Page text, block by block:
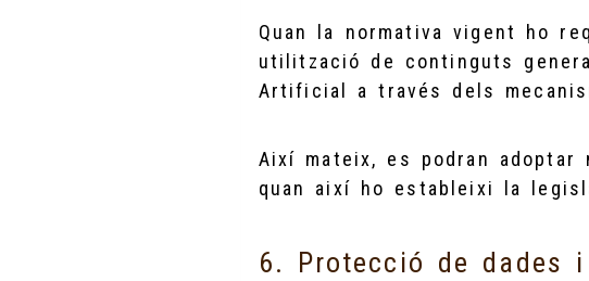
Quan la normativa vigent ho
utilització de continguts
Artificial a través dels
Així mateix, es podran
quan així ho estableixi la
6. Protecció de dades